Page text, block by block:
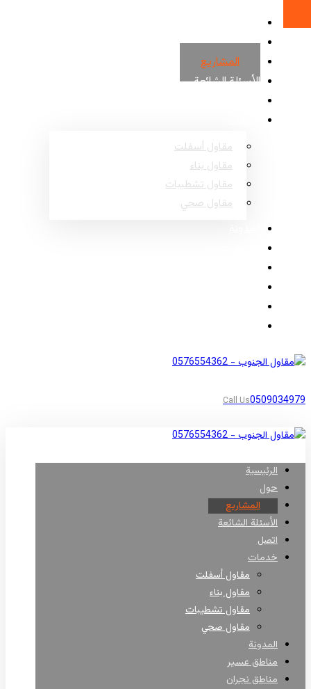
حول
المشاريع
الأسئلة الشائعة
مقاول أسفلت
مقاول بناء
مقاول تشطيبات
مقاول صحي
Call Us0509034979
الرئيسية
حول
المشاريع
الأسئلة الشائعة
اتصل
خدمات
مقاول أسفلت
مقاول بناء
مقاول تشطيبات
مقاول صحي
المدونة
مناطق عسير
مناطق نجران